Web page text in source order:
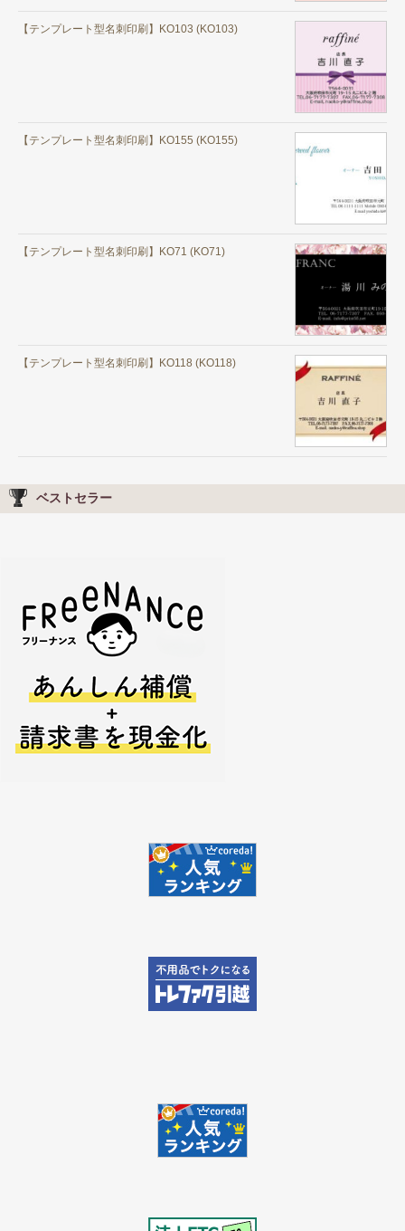
【テンプレート型名刺印刷】KO103 (KO103)
【テンプレート型名刺印刷】KO155 (KO155)
【テンプレート型名刺印刷】KO71 (KO71)
【テンプレート型名刺印刷】KO118 (KO118)
ベストセラー